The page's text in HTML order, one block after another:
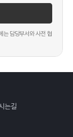
는 담당부서와 사전 협
는길